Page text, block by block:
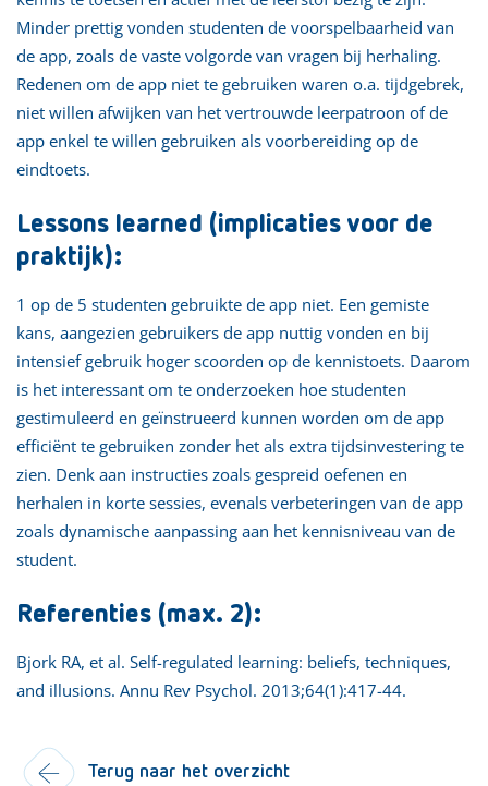
Minder prettig vonden studenten de voorspelbaarheid van
de app, zoals de vaste volgorde van vragen bij herhaling.
Redenen om de app niet te gebruiken waren o.a. tijdgebrek,
niet willen afwijken van het vertrouwde leerpatroon of de
app enkel te willen gebruiken als voorbereiding op de
eindtoets.
Lessons learned (implicaties voor de
praktijk):
1 op de 5 studenten gebruikte de app niet. Een gemiste
kans, aangezien gebruikers de app nuttig vonden en bij
intensief gebruik hoger scoorden op de kennistoets. Daarom
is het interessant om te onderzoeken hoe studenten
gestimuleerd en geïnstrueerd kunnen worden om de app
efficiënt te gebruiken zonder het als extra tijdsinvestering te
zien. Denk aan instructies zoals gespreid oefenen en
herhalen in korte sessies, evenals verbeteringen van de app
zoals dynamische aanpassing aan het kennisniveau van de
student.
Referenties (max. 2):
Bjork RA, et al. Self-regulated learning: beliefs, techniques,
and illusions. Annu Rev Psychol. 2013;64(1):417-44.
Terug naar het overzicht